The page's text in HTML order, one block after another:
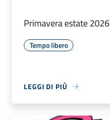
Primavera estate 2026
Tempo libero
LEGGI DI PIÙ